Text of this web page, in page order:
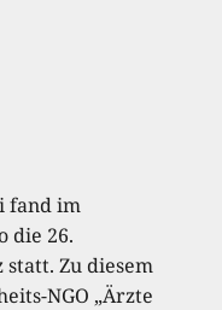
fand im
die 26.
Zu diesem
NGO „Ärzte